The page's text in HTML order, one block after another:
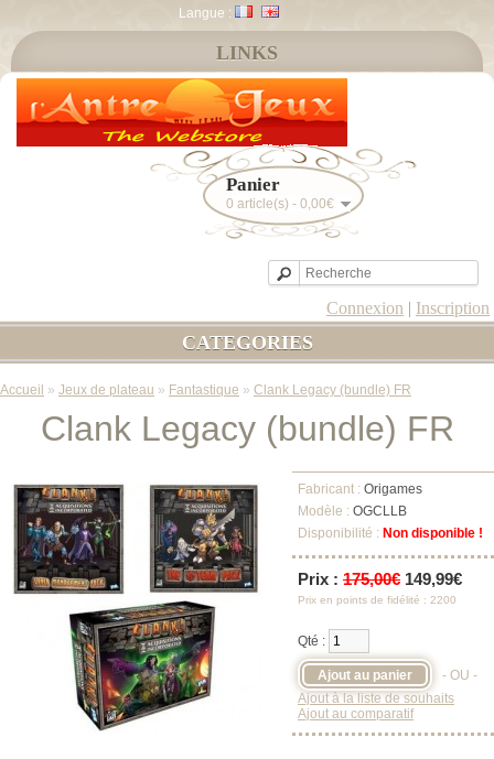
Langue :
Panier
0 article(s) - 0,00€
Connexion | Inscription
LINKS
CATEGORIES
Accueil » Jeux de plateau » Fantastique » Clank Legacy (bundle) FR
Clank Legacy (bundle) FR
Fabricant : Origames
Modèle : OGCLLB
Disponibilité : Non disponible !
Prix : 175,00€ 149,99€
Prix en points de fidélité : 2200
Qté :
- OU -
Ajout à la liste de souhaits
Ajout au comparatif